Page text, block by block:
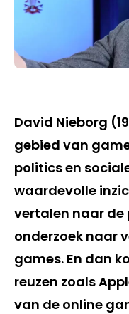
David Nieborg
gebied van
politics en
waardevolle
vertalen naar de
onderzoek naar
games. En dan
reuzen zoals
van de online